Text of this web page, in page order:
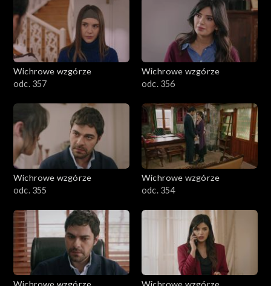
Wichrowe wzgórze
odc. 357
Wichrowe wzgórze
odc. 356
Wichrowe wzgórze
odc. 355
Wichrowe wzgórze
odc. 354
Wichrowe wzgórze
Wichrowe wzgórze